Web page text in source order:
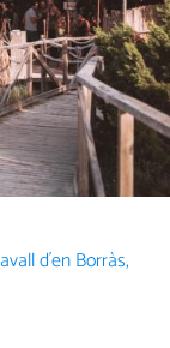
d´en Borràs,